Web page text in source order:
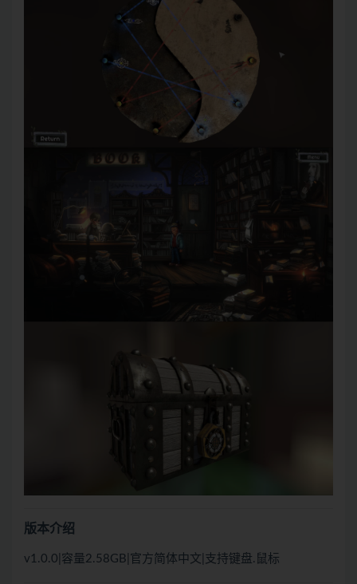
版本介绍
v1.0.0|容量2.58GB|官方简体中文|支持键盘.鼠标